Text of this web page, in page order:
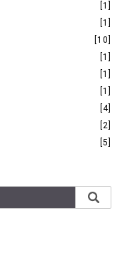
[1]
[1]
[10]
[1]
[1]
[1]
[4]
[2]
[5]